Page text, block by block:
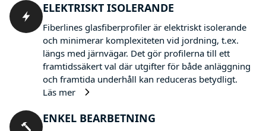
ELEKTRISKT ISOLERANDE
Fiberlines glasfiberprofiler är elektriskt isolerande
och minimerar komplexiteten vid jordning, t.ex.
längs med järnvägar. Det gör profilerna till ett
framtidssäkert val där utgifter för både anläggning
och framtida underhåll kan reduceras betydligt.
Läs mer
ENKEL BEARBETNING